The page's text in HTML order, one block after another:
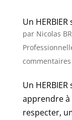
Un
par Nicolas
commentaires
Un
apprendre
respecter,